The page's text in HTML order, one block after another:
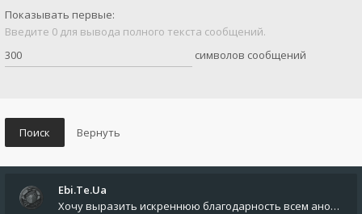
Показывать первые:
Введите 0 для вывода полного текста сообщений.
символов сообщений
Ebi.Te.Ua
Хочу выразить искреннюю благодарность всем анонимным пользователям, которые поддержали наше сообщество финансово. Благод